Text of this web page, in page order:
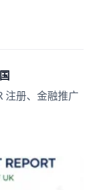
注册、金融推广